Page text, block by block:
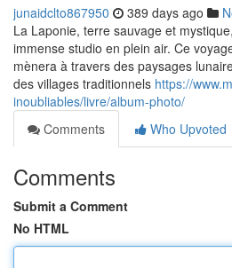
junaidclto867950 389 days ago
La Laponie, terre sauvage et
immense studio en plein air. Ce
mènera à travers des paysages
des villages traditionnels https://
inoubliables/livre/album-photo/
Comments
Who Upvoted
Comments
Submit a Comment
No HTML